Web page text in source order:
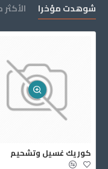
شوهدت مؤخرا
كوريك غسيل وتشحيم